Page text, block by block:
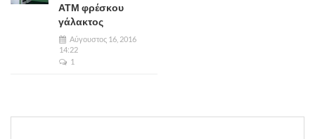
ΑΤΜ φρέσκου
γάλακτος
Αύγουστος 16, 2016
14:22
1